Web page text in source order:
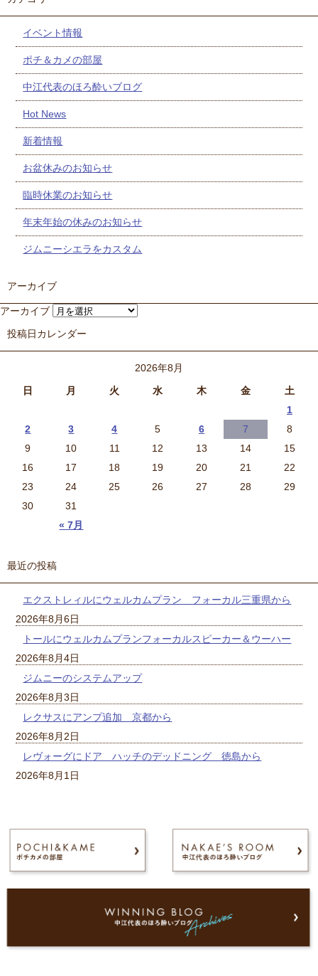
イベント情報
ポチ＆カメの部屋
中江代表のほろ酔いブログ
Hot News
新着情報
お盆休みのお知らせ
臨時休業のお知らせ
年末年始の休みのお知らせ
ジムニーシエラをカスタム
アーカイブ
アーカイブ
投稿日カレンダー
2026年8月
日
月 火 水 木 金 土
« 7月
1
2
3 4 5 6 7
8
9
10 11 12 13 14
15
16
17 18 19 20 21
22
23
24 25 26 27 28
29
30
31
最近の投稿
エクストレィルにウェルカムプラン フォーカル三重県から
2026年8月6日
トールにウェルカムプランフォーカルスピーカー＆ウーハー
2026年8月4日
ジムニーのシステムアップ
2026年8月3日
レクサスにアンプ追加 京都から
2026年8月2日
レヴォーグにドア ハッチのデッドニング 徳島から
2026年8月1日